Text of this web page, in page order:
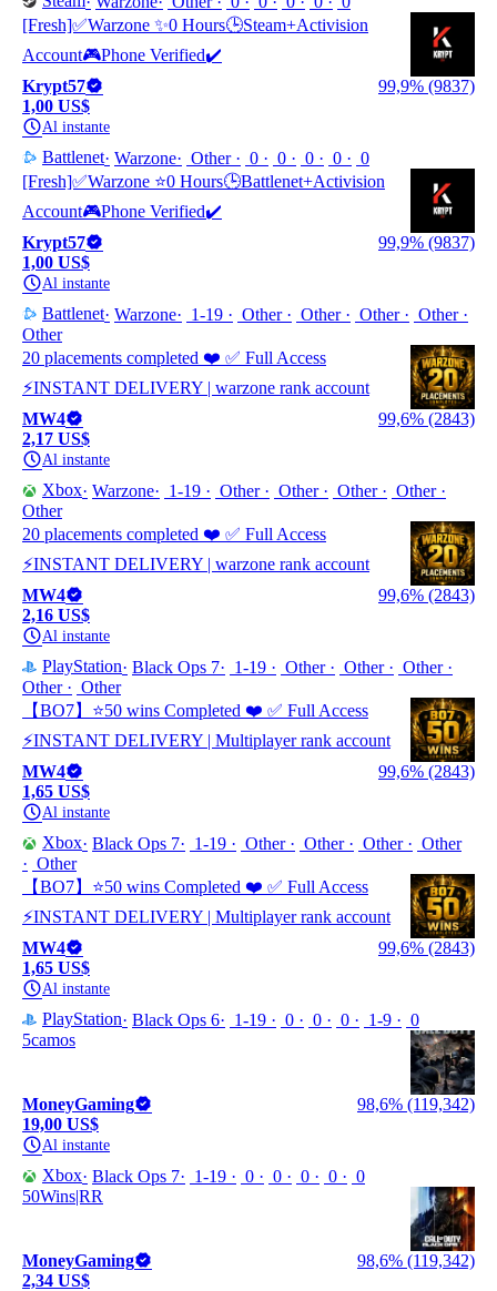
[Fresh]✅Warzone ✨0 Hours🕒Steam+Activision
Account🎮Phone Verified✔️
Krypt57
99,9% (9837)
1,00 US$
Al instante
Battlenet Warzone Other 0 0 0 0
0
[Fresh]✅Warzone ⭐️0 Hours🕒Battlenet+Activision
Account🎮Phone Verified✔️
Krypt57
99,9% (9837)
1,00 US$
Al instante
Battlenet Warzone 1-19 Other Other Other
Other
Other
20 placements completed ❤️ ✅ Full Access
⚡INSTANT DELIVERY | warzone rank account
MW4
99,6% (2843)
2,17 US$
Al instante
Xbox Warzone 1-19 Other Other Other
Other
Other
20 placements completed ❤️ ✅ Full Access
⚡INSTANT DELIVERY | warzone rank account
MW4
99,6% (2843)
2,16 US$
Al instante
PlayStation Black Ops 7 1-19 Other Other
Other
Other
Other
【BO7】⭐️50 wins Completed ❤️ ✅ Full Access
⚡INSTANT DELIVERY | Multiplayer rank account
MW4
99,6% (2843)
1,65 US$
Al instante
Xbox Black Ops 7 1-19 Other Other Other
Other
Other
【BO7】⭐️50 wins Completed ❤️ ✅ Full Access
⚡INSTANT DELIVERY | Multiplayer rank account
MW4
99,6% (2843)
1,65 US$
Al instante
PlayStation Black Ops 6 1-19 0 0 0 1-9
0
5camos
MoneyGaming
98,6% (119,342)
19,00 US$
Al instante
Xbox Black Ops 7 1-19 0 0 0 0
0
50Wins|RR
MoneyGaming
98,6% (119,342)
2,34 US$